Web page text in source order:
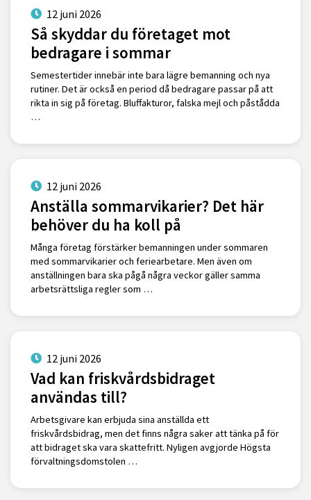
12 juni 2026
Så skyddar du företaget mot
bedragare i sommar
Semestertider innebär inte bara lägre bemanning och nya
rutiner. Det är också en period då bedragare passar på att
rikta in sig på företag. Bluffakturor, falska mejl och påstådda
…
12 juni 2026
Anställa sommarvikarier? Det här
behöver du ha koll på
Många företag förstärker bemanningen under sommaren
med sommarvikarier och feriearbetare. Men även om
anställningen bara ska pågå några veckor gäller samma
arbetsrättsliga regler som …
12 juni 2026
Vad kan friskvårdsbidraget
användas till?
Arbetsgivare kan erbjuda sina anställda ett
friskvårdsbidrag, men det finns några saker att tänka på för
att bidraget ska vara skattefritt. Nyligen avgjorde Högsta
förvaltningsdomstolen …